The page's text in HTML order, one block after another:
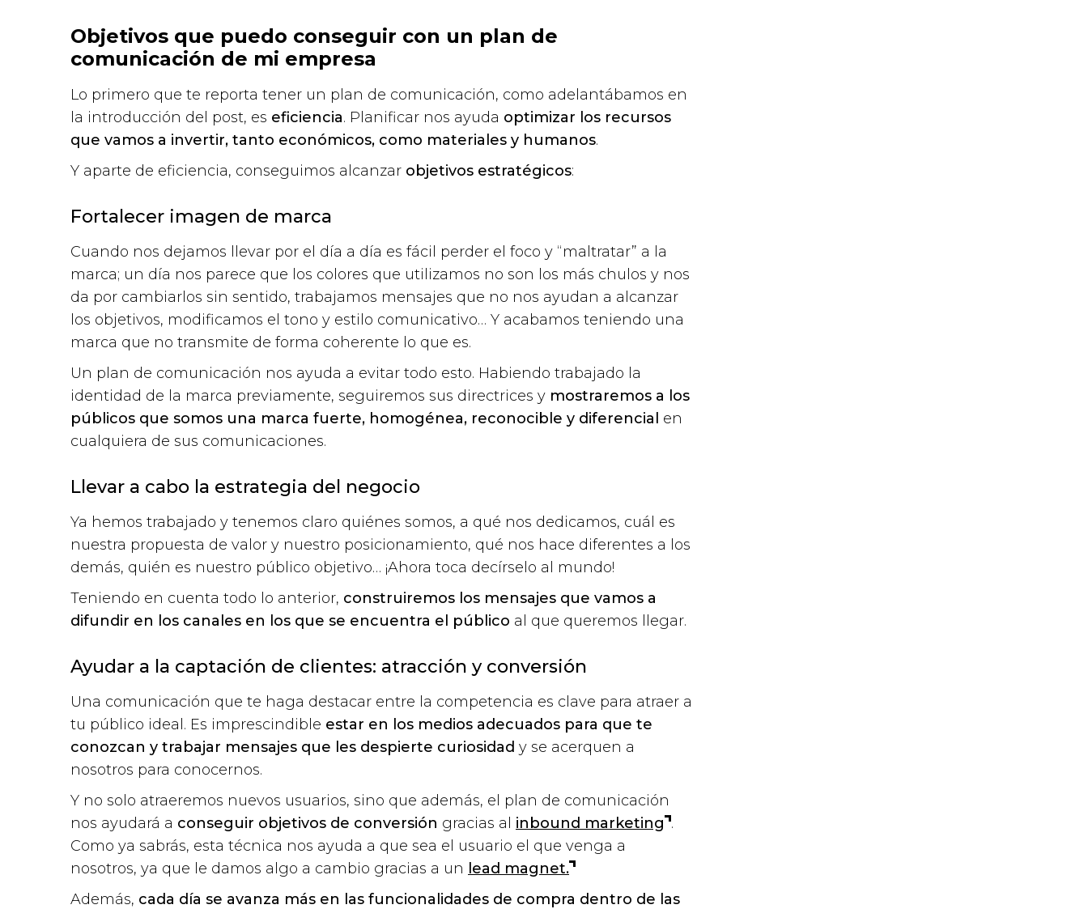
Objetivos que puedo conseguir con un plan de
comunicación de mi empresa
Lo primero que te reporta tener un plan de comunicación, como adelantábamos en
la introducción del post, es eficiencia. Planificar nos ayuda optimizar los recursos
que vamos a invertir, tanto económicos, como materiales y humanos.
Y aparte de eficiencia, conseguimos alcanzar objetivos estratégicos:
Fortalecer imagen de marca
Cuando nos dejamos llevar por el día a día es fácil perder el foco y “maltratar” a la
marca; un día nos parece que los colores que utilizamos no son los más chulos y nos
da por cambiarlos sin sentido, trabajamos mensajes que no nos ayudan a alcanzar
los objetivos, modificamos el tono y estilo comunicativo… Y acabamos teniendo una
marca que no transmite de forma coherente lo que es.
Un plan de comunicación nos ayuda a evitar todo esto. Habiendo trabajado la
identidad de la marca previamente, seguiremos sus directrices y mostraremos a los
públicos que somos una marca fuerte, homogénea, reconocible y diferencial en
cualquiera de sus comunicaciones.
Llevar a cabo la estrategia del negocio
Ya hemos trabajado y tenemos claro quiénes somos, a qué nos dedicamos, cuál es
nuestra propuesta de valor y nuestro posicionamiento, qué nos hace diferentes a los
demás, quién es nuestro público objetivo… ¡Ahora toca decírselo al mundo!
Teniendo en cuenta todo lo anterior, construiremos los mensajes que vamos a
difundir en los canales en los que se encuentra el público al que queremos llegar.
Ayudar a la captación de clientes: atracción y conversión
Una comunicación que te haga destacar entre la competencia es clave para atraer a
tu público ideal. Es imprescindible estar en los medios adecuados para que te
conozcan y trabajar mensajes que les despierte curiosidad y se acerquen a
nosotros para conocernos.
Y no solo atraeremos nuevos usuarios, sino que además, el plan de comunicación
nos ayudará a conseguir objetivos de conversión gracias al inbound marketing .
Como ya sabrás, esta técnica nos ayuda a que sea el usuario el que venga a
nosotros, ya que le damos algo a cambio gracias a un lead magnet.
Además, cada día se avanza más en las funcionalidades de compra dentro de las